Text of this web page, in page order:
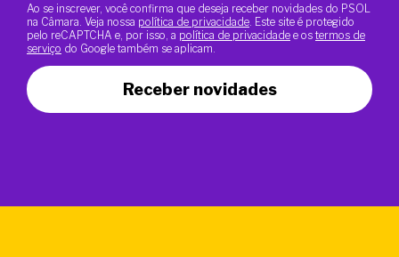
Ao se inscrever, você confirma que deseja receber novidades do PSOL
na Câmara. Veja nossa política de privacidade . Este site é protegido
pelo reCAPTCHA e, por isso, a política de privacidade e os termos de
serviço do Google também se aplicam.
Receber novidades